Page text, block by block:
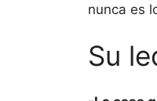
nunca es
Su